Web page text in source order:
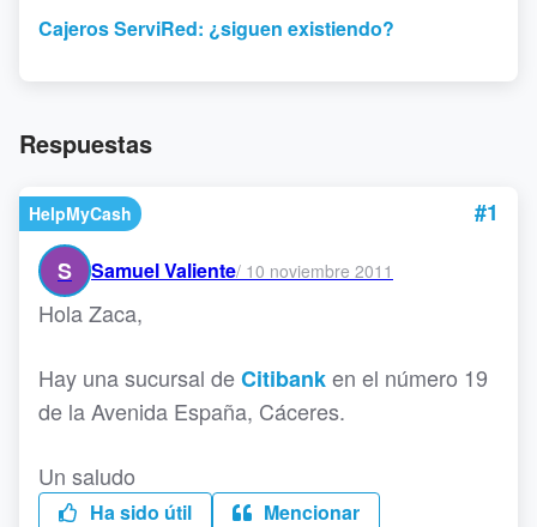
Cajeros ServiRed: ¿siguen existiendo?
Respuestas
HelpMyCash
#1
S
Samuel Valiente/ 10 noviembre 2011
Hola Zaca,
Hay una sucursal deCitibanken el número 19
de la Avenida España, Cáceres.
Un saludo
Ha sido útil Mencionar